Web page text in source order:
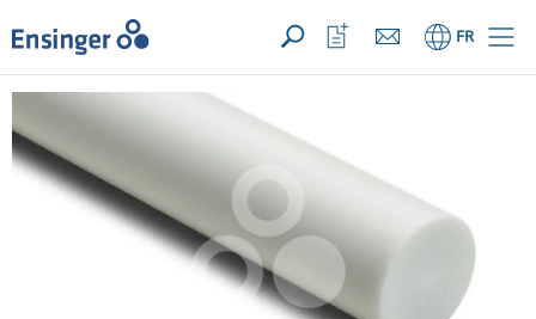
VOTRE DEMANDE ({{productCount}} Products)
OUVRIR
Accueil FR
Ouvrir
la
liste